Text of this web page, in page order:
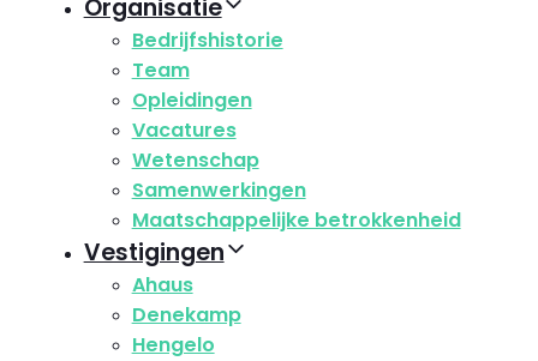
Organisatie
Bedrijfshistorie
Team
Opleidingen
Vacatures
Wetenschap
Samenwerkingen
Maatschappelijke betrokkenheid
Vestigingen
Ahaus
Denekamp
Hengelo